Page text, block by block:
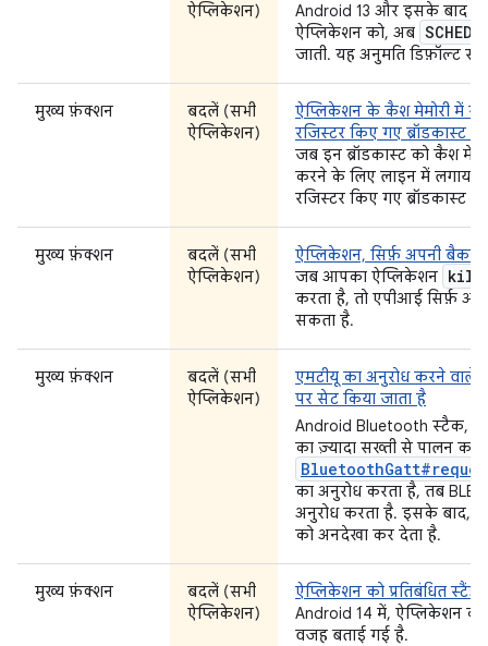
ऐप्लिकेशन)
Android 13 और इसके बाद के
ऐप्लिकेशन को, अब
जाती. यह अनुमति डिफ़ॉल्ट
मुख्य फ़ंक्शन
बदलें (सभी
ऐप्लिकेशन)
ऐप्लिकेशन के कैश मेमोरी में
रजिस्टर किए गए ब्रॉडकास्ट
जब इन ब्रॉडकास्ट को कैश
करने के लिए लाइन में लगाया
रजिस्टर किए गए ब्रॉडकास्ट
मुख्य फ़ंक्शन
बदलें (सभी
ऐप्लिकेशन)
ऐप्लिकेशन, सिर्फ़ अपनी
जब आपका ऐप्लिकेशन kill
करता है, तो एपीआई सिर्फ़
सकता है.
मुख्य फ़ंक्शन
बदलें (सभी
ऐप्लिकेशन)
एमटीयू का अनुरोध करने वाले
पर सेट किया जाता है
Android Bluetooth स्टैक,
का ज़्यादा सख्ती से पालन
का अनुरोध करता है, तब BLE
अनुरोध करता है. इसके बाद,
को अनदेखा कर देता है.
मुख्य फ़ंक्शन
बदलें (सभी
ऐप्लिकेशन)
ऐप्लिकेशन को प्रतिबंधित
Android 14 में, ऐप्लिकेशन
वजह बताई गई है.